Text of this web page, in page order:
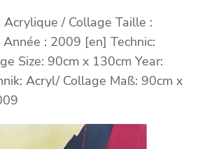
Acrylique / Collage Taille :
: 2009 [en] Technic:
Size: 90cm x 130cm Year:
Acryl/ Collage Maß: 90cm x